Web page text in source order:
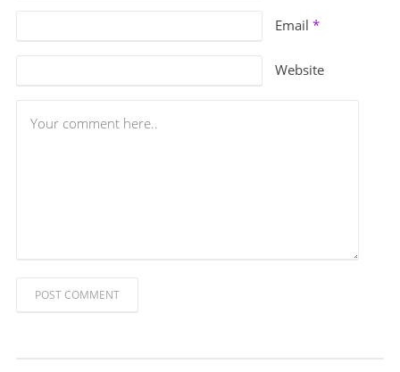
Email *
Website
POST COMMENT